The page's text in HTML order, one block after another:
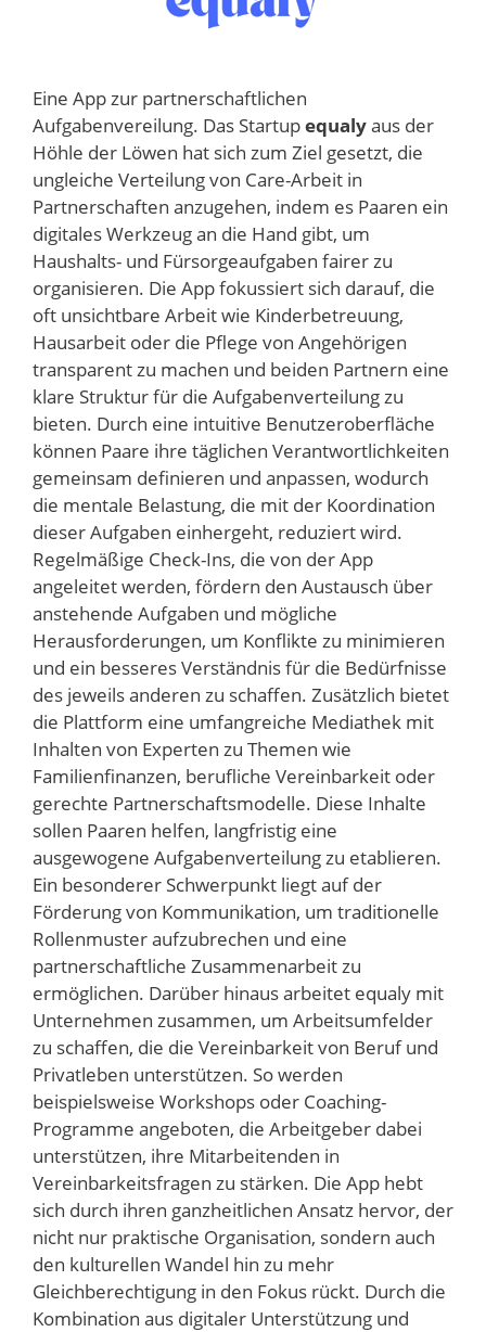
Eine App zur partnerschaftlichen
Aufgabenvereilung. Das Startupequalyaus der
Höhle der Löwen hat sich zum Ziel gesetzt, die
ungleiche Verteilung von Care-Arbeit in
Partnerschaften anzugehen, indem es Paaren ein
digitales Werkzeug an die Hand gibt, um
Haushalts- und Fürsorgeaufgaben fairer zu
organisieren. Die App fokussiert sich darauf, die
oft unsichtbare Arbeit wie Kinderbetreuung,
Hausarbeit oder die Pflege von Angehörigen
transparent zu machen und beiden Partnern eine
klare Struktur für die Aufgabenverteilung zu
bieten. Durch eine intuitive Benutzeroberfläche
können Paare ihre täglichen Verantwortlichkeiten
gemeinsam definieren und anpassen, wodurch
die mentale Belastung, die mit der Koordination
dieser Aufgaben einhergeht, reduziert wird.
Regelmäßige Check-Ins, die von der App
angeleitet werden, fördern den Austausch über
anstehende Aufgaben und mögliche
Herausforderungen, um Konflikte zu minimieren
und ein besseres Verständnis für die Bedürfnisse
des jeweils anderen zu schaffen. Zusätzlich bietet
die Plattform eine umfangreiche Mediathek mit
Inhalten von Experten zu Themen wie
Familienfinanzen, berufliche Vereinbarkeit oder
gerechte Partnerschaftsmodelle. Diese Inhalte
sollen Paaren helfen, langfristig eine
ausgewogene Aufgabenverteilung zu etablieren.
Ein besonderer Schwerpunkt liegt auf der
Förderung von Kommunikation, um traditionelle
Rollenmuster aufzubrechen und eine
partnerschaftliche Zusammenarbeit zu
ermöglichen. Darüber hinaus arbeitet equaly mit
Unternehmen zusammen, um Arbeitsumfelder
zu schaffen, die die Vereinbarkeit von Beruf und
Privatleben unterstützen. So werden
beispielsweise Workshops oder Coaching-
Programme angeboten, die Arbeitgeber dabei
unterstützen, ihre Mitarbeitenden in
Vereinbarkeitsfragen zu stärken. Die App hebt
sich durch ihren ganzheitlichen Ansatz hervor, der
nicht nur praktische Organisation, sondern auch
den kulturellen Wandel hin zu mehr
Gleichberechtigung in den Fokus rückt. Durch die
Kombination aus digitaler Unterstützung und